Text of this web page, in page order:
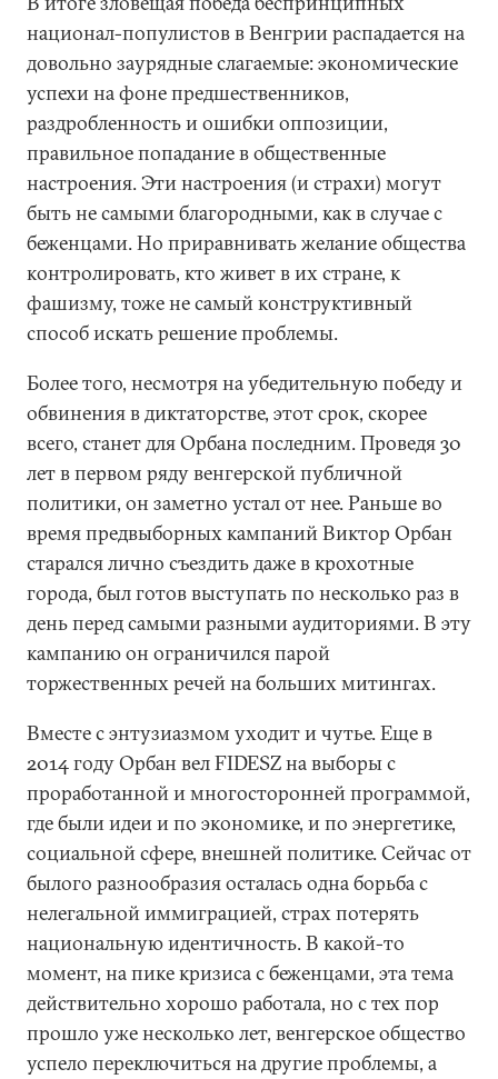
национал-популистов в Венгрии распадается на
довольно заурядные слагаемые: экономические
успехи на фоне предшественников,
раздробленность и ошибки оппозиции,
правильное попадание в общественные
настроения. Эти настроения (и страхи) могут
быть не самыми благородными, как в случае с
беженцами. Но приравнивать желание общества
контролировать, кто живет в их стране, к
фашизму, тоже не самый конструктивный
способ искать решение проблемы.
Более того, несмотря на убедительную победу и
обвинения в диктаторстве, этот срок, скорее
всего, станет для Орбана последним. Проведя 30
лет в первом ряду венгерской публичной
политики, он заметно устал от нее. Раньше во
время предвыборных кампаний Виктор Орбан
старался лично съездить даже в крохотные
города, был готов выступать по несколько раз в
день перед самыми разными аудиториями. В эту
кампанию он ограничился парой
торжественных речей на больших митингах.
Вместе с энтузиазмом уходит и чутье. Еще в
2014 году Орбан вел FIDESZ на выборы с
проработанной и многосторонней программой,
где были идеи и по экономике, и по энергетике,
социальной сфере, внешней политике. Сейчас от
былого разнообразия осталась одна борьба с
нелегальной иммиграцией, страх потерять
национальную идентичность. В какой-то
момент, на пике кризиса с беженцами, эта тема
действительно хорошо работала, но с тех пор
прошло уже несколько лет, венгерское общество
успело переключиться на другие проблемы, а